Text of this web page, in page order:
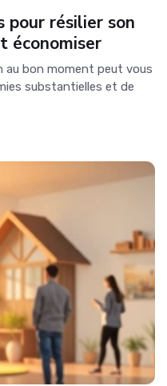
pour résilier son
économiser
au bon moment peut vous
substantielles et de